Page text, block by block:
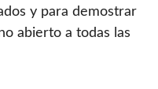
y para demostrar
abierto a todas las